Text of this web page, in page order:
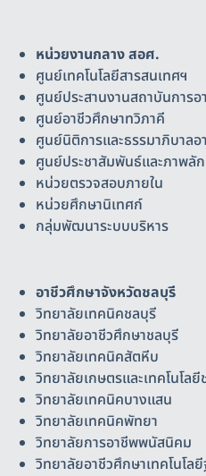
หน่วยงานกลาง สอศ.
ศูนย์เทคโนโลยีสารสนเทศฯ
ศูนย์ประสานงานสถาบันการอ
ศูนย์อาชีวศึกษาทวิภาคี
ศูนย์นิติการและธรรมาภิบาลอ
ศูนย์ประชาสัมพันธ์และภาพ
หน่วยตรวจสอบภายใน
หน่วยศึกษานิเทศก์
กลุ่มพัฒนาระบบบริหาร
อาชีวศึกษาจังหวัดชลบุรี
วิทยาลัยเทคนิคชลบุรี
วิทยาลัยอาชีวศึกษาชลบุรี
วิทยาลัยเทคนิคสัตหีบ
วิทยาลัยเกษตรและเทคโนโล
วิทยาลัยเทคนิคบางแสน
วิทยาลัยเทคนิคพัทยา
วิทยาลัยการอาชีพพนัสนิคม
วิทยาลัยอาชีวศึกษาเทคโนโล